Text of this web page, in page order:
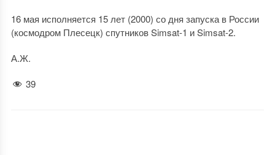
16 мая исполняется 15 лет (2000) со дня запуска в России
(космодром Плесецк) спутников Simsat-1 и Simsat-2.
А.Ж.
39